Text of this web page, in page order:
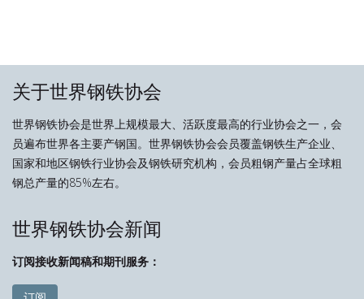
关于世界钢铁协会
世界钢铁协会是世界上规模最大、活跃度最高的行业协会之一，会
员遍布世界各主要产钢国。世界钢铁协会会员覆盖钢铁生产企业、
国家和地区钢铁行业协会及钢铁研究机构，会员粗钢产量占全球粗
钢总产量的85%左右。
世界钢铁协会新闻
订阅接收新闻稿和期刊服务：